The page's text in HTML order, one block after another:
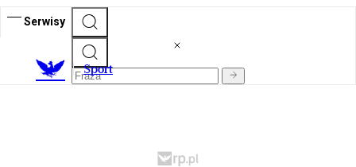
Serwisy
Sport